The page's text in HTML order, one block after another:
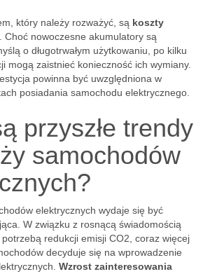
który należy rozważyć, są koszty
. Choć nowoczesne akumulatory są
o długotrwałym użytkowaniu, po kilku
mogą zaistnieć konieczność ich wymiany.
powinna być uwzględniona w
posiadania samochodu elektrycznego.
przyszłe trendy
samochodów
elektrycznych wydaje się być
W związku z rosnącą świadomością
redukcji emisji CO2, coraz więcej
decyduje się na wprowadzenie
Wzrost zainteresowania